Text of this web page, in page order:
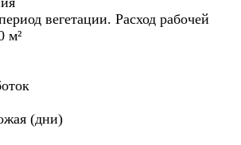
вегетации. Расход рабочей
м²
(дни)